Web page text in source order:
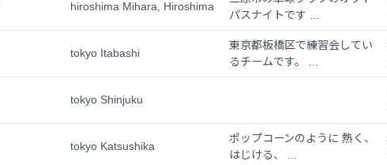
hiroshima Mihara, Hiroshima
パスナイトです ...
tokyo Itabashi
東京都板橋区で練習会してい
るチームです。 ...
tokyo Shinjuku
tokyo Katsushika
ポップコーンのように 熱く、
はじける、 ...